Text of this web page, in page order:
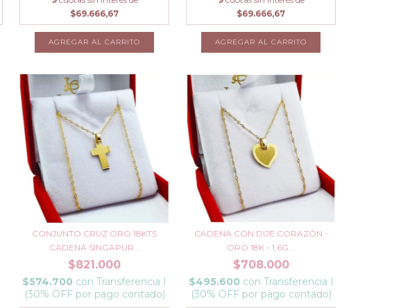
$69.666,67
AGREGAR AL CARRITO
$69.666,67
CONJUNTO CRUZ ORO 18KTS
CADENA SINGAPUR...
$821.000
$574.700 con Transferencia I
(30% OFF por pago contado)
CADENA CON DIJE CORAZÓN -
ORO 18K - 1,6G...
$708.000
$495.600 con Transferencia I
(30% OFF por pago contado)